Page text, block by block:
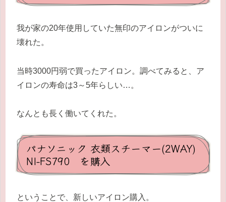
我が家の20年使用していた無印のアイロンがついに
壊れた。
当時3000円弱で買ったアイロン。調べてみると、ア
イロンの寿命は3～5年らしい…。
なんとも長く働いてくれた。
パナソニック 衣類スチーマー(2WAY)
NI-FS790 を購入
ということで、新しいアイロン購入。